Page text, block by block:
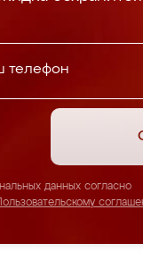
данных согласно
Пользовательскому